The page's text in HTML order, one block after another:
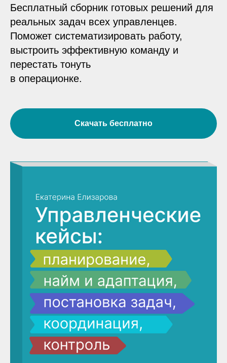
Бесплатный сборник готовых решений для
реальных задач всех управленцев.
Поможет систематизировать работу,
выстроить эффективную команду и
перестать тонуть
в операционке.
Скачать бесплатно